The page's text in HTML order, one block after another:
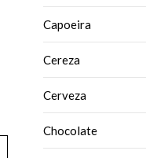
Capoeira
Cereza
Cerveza
Chocolate